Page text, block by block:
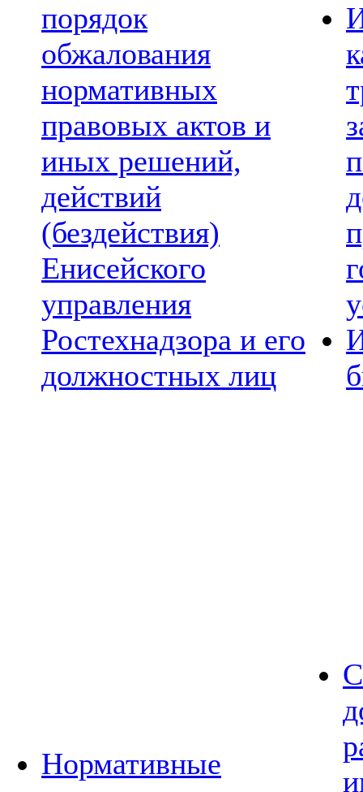
порядок
обжалования
нормативных
правовых актов и
иных решений,
действий
(бездействия)
Енисейского
управления
Ростехнадзора и его
должностных лиц
Нормативные